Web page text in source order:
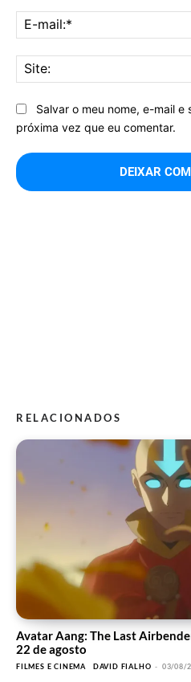
Salvar o meu nome, e-mail
próxima vez que eu comentar.
RELACIONADOS
Avatar Aang: The Last
22 de agosto
FILMES E CINEMA DAVID FIALHO - 03/08/